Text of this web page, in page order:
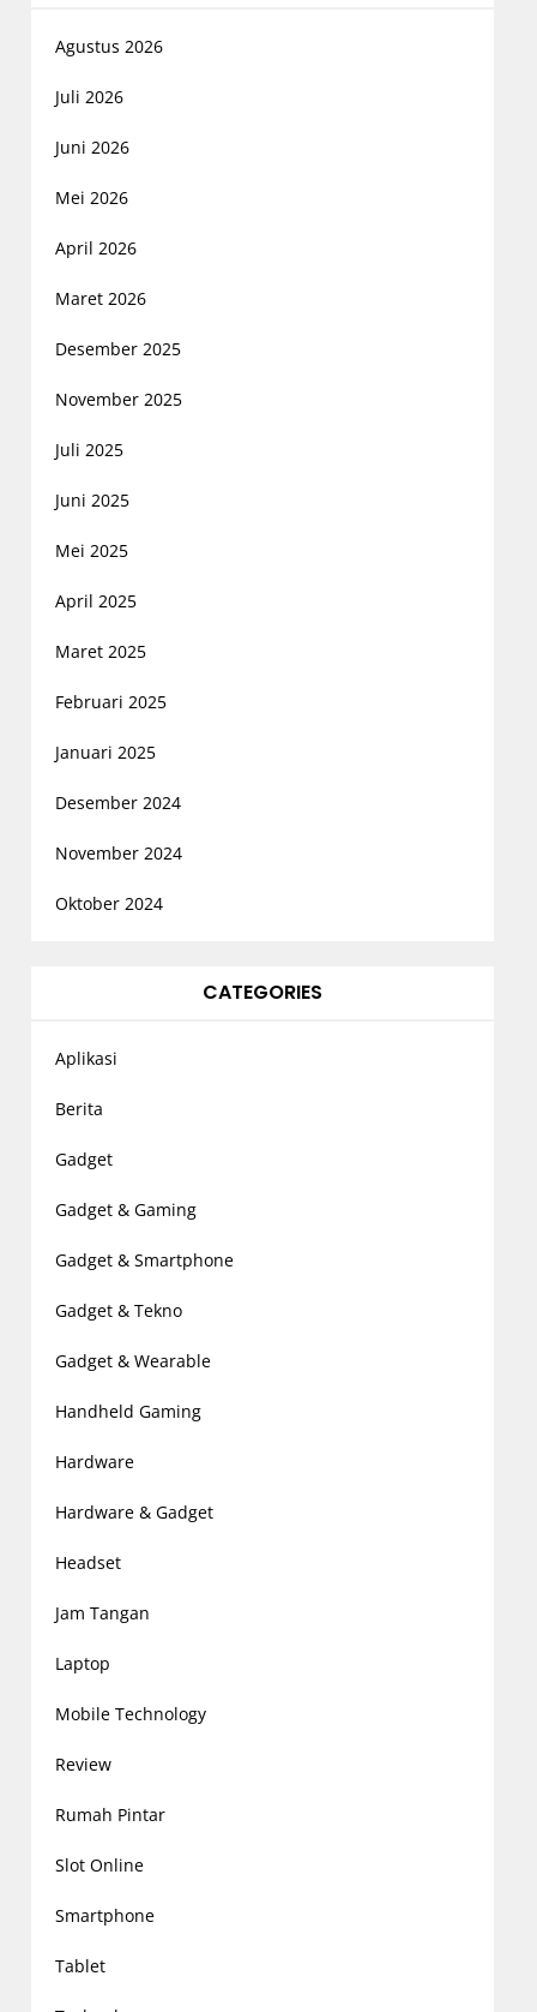
Agustus 2026
Juli 2026
Juni 2026
Mei 2026
April 2026
Maret 2026
Desember 2025
November 2025
Juli 2025
Juni 2025
Mei 2025
April 2025
Maret 2025
Februari 2025
Januari 2025
Desember 2024
November 2024
Oktober 2024
CATEGORIES
Aplikasi
Berita
Gadget
Gadget & Gaming
Gadget & Smartphone
Gadget & Tekno
Gadget & Wearable
Handheld Gaming
Hardware
Hardware & Gadget
Headset
Jam Tangan
Laptop
Mobile Technology
Review
Rumah Pintar
Slot Online
Smartphone
Tablet